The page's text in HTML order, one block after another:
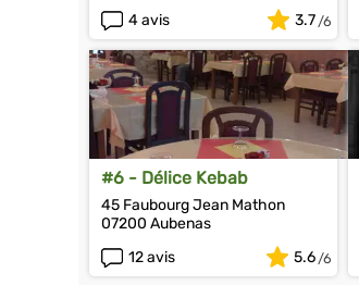
4 avis
3.7
#6 - Délice Kebab
45 Faubourg Jean Mathon
07200 Aubenas
12 avis
5.6